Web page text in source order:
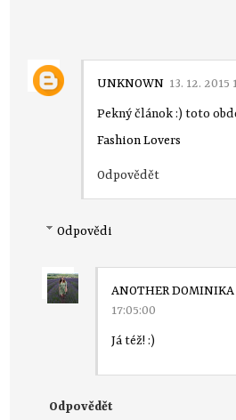
UNKNOWN 13. 12. 2015
Pekný článok :) toto
Fashion Lovers
Odpovědět
Odpovědi
ANOTHER DOMINIKA
17:05:00
Já též! :)
Odpovědět